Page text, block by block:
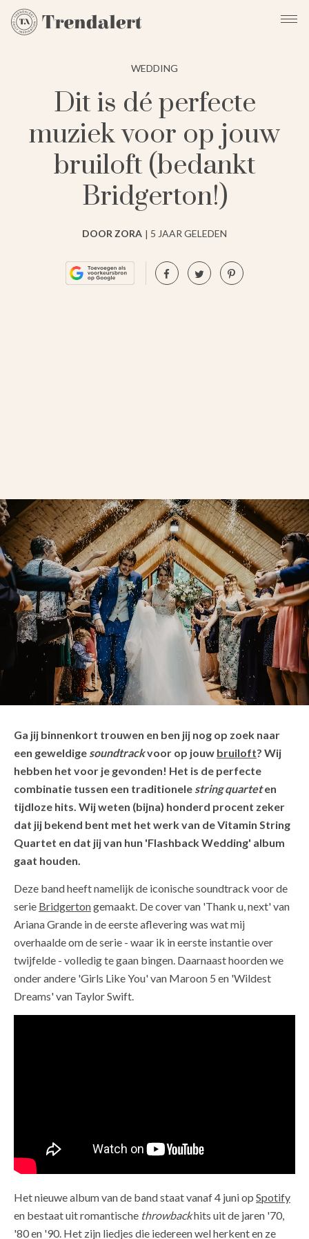
WEDDING
Dit is dé perfecte
muziek voor op jouw
bruiloft (bedankt
Bridgerton!)
DOOR ZORA 5 JAAR GELEDEN
Ga jij binnenkort trouwen en ben jij nog op zoek naar
een geweldige soundtrackvoor op jouw bruiloft? Wij
hebben het voor je gevonden! Het is de perfecte
combinatie tussen een traditionele string quarteten
tijdloze hits. Wij weten (bijna) honderd procent zeker
dat jij bekend bent met het werk van de Vitamin String
Quartet en dat jij van hun 'Flashback Wedding' album
gaat houden.
Deze band heeft namelijk de iconische soundtrack voor de
serie Bridgertongemaakt. De cover van 'Thank u, next' van
Ariana Grande in de eerste aflevering was wat mij
overhaalde om de serie - waar ik in eerste instantie over
twijfelde - volledig te gaan bingen. Daarnaast hoorden we
onder andere 'Girls Like You' van Maroon 5 en 'Wildest
Dreams' van Taylor Swift.
Het nieuwe album van de band staat vanaf 4 juni op Spotify
en bestaat uit romantische throwbackhits uit de jaren '70,
'80 en '90. Het zijn liedjes die iedereen wel herkent en ze